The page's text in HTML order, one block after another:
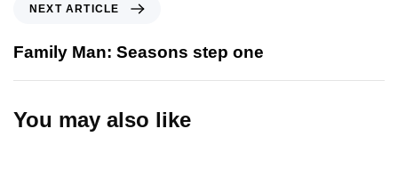
A
r
i
x
A
NEXT ARTICLE
Family Man: Seasons step one
You may also like